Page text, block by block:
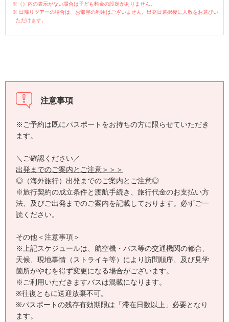
※（）内の表示がない場合は子ども料金の設定がありません。
※ 日帰りツアーの場合は、お部屋の利用はございません。出発日選択後に人数をお選びい
ただけます。
注意事項
※ご予約は既にパスポートをお持ちの方に限らせていただき
ます。
＼ご確認ください／
出発までのご案内とご注意＞＞＞
◎（海外旅行）出発までのご案内とご注意◎
※旅行契約の成立条件と渡航手続き、旅行代金のお支払い方
法、及びご出発までのご案内を記載しております。必ずご一
読ください。
その他＜注意事項＞
※上記スケジュールは、航空機・バス等の交通機関の都合、
天候、現地事情（ストライキ等）により訪問順序、及び見学
箇所がやむを得ず変更になる場合がございます。
※ご利用いただきますバスは混載になります。
※往復ともに送迎放棄不可。
※パスポートの残存有効期限は「滞在日数以上」必要となり
ます。